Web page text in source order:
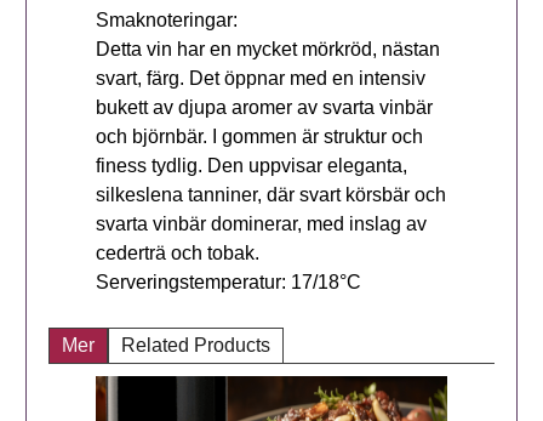
Smaknoteringar:
Detta vin har en mycket mörkröd, nästan
svart, färg. Det öppnar med en intensiv
bukett av djupa aromer av svarta vinbär
och björnbär. I gommen är struktur och
finess tydlig. Den uppvisar eleganta,
silkeslena tanniner, där svart körsbär och
svarta vinbär dominerar, med inslag av
cederträ och tobak.
Serveringstemperatur: 17/18°C
Mer Related Products